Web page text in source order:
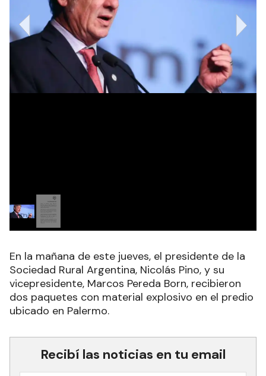
En la mañana de este jueves, el presidente de la
Sociedad Rural Argentina, Nicolás Pino, y su
vicepresidente, Marcos Pereda Born, recibieron
dos paquetes con material explosivo en el predio
ubicado en Palermo.
Recibí las noticias en tu email